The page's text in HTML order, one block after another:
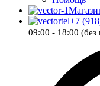
+7
09:00 - 18:00